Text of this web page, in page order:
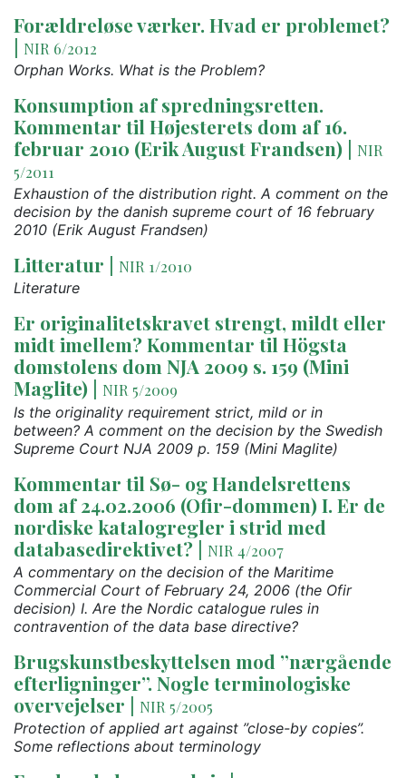
Forældreløse værker. Hvad er problemet?
| NIR 6/2012
Orphan Works. What is the Problem?
Konsumption af spredningsretten.
Kommentar til Højesterets dom af 16.
februar 2010 (Erik August Frandsen) | NIR
5/2011
Exhaustion of the distribution right. A comment on the
decision by the danish supreme court of 16 february
2010 (Erik August Frandsen)
Litteratur | NIR 1/2010
Literature
Er originalitetskravet strengt, mildt eller
midt imellem? Kommentar til Högsta
domstolens dom NJA 2009 s. 159 (Mini
Maglite) | NIR 5/2009
Is the originality requirement strict, mild or in
between? A comment on the decision by the Swedish
Supreme Court NJA 2009 p. 159 (Mini Maglite)
Kommentar til Sø- og Handelsrettens
dom af 24.02.2006 (Ofir-dommen) I. Er de
nordiske katalogregler i strid med
databasedirektivet? | NIR 4/2007
A commentary on the decision of the Maritime
Commercial Court of February 24, 2006 (the Ofir
decision) I. Are the Nordic catalogue rules in
contravention of the data base directive?
Brugskunstbeskyttelsen mod ”nærgående
efterligninger”. Nogle terminologiske
overvejelser | NIR 5/2005
Protection of applied art against ”close-by copies”.
Some reflections about terminology